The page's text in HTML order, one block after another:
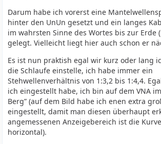
Darum habe ich vorerst eine
hinter den UnUn gesetzt und ein langes
im wahrsten Sinne des Wortes bis zur Erde
gelegt. Vielleicht liegt hier auch schon er
Es ist nun praktish egal wir kurz oder lang
die Schlaufe einstelle, ich habe immer ein
Stehwellenverhältnis von 1:3,2 bis 1:4,4.
ich eingestellt habe, ich bin auf dem VNA
Berg” (auf dem Bild habe ich enen extra
eingestellt, damit man diesen überhaupt
angemessenen Anzeigebereich ist die
horizontal).